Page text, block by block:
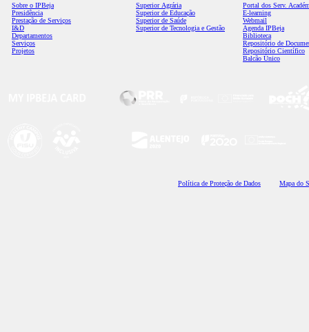
Sobre o IPBeja
Presidência
Prestação de Serviços
I&D
Departamentos
Serviços
Projetos
Superior Agrária
Superior de Educação
Superior de Saúde
Superior de Tecnologia e Gestão
Portal dos Serv.
E-learning
Webmail
Agenda IPBeja
Biblioteca
Repositório de
Repositório Científico
Balcão Único
Política de Proteção de Dados Mapa do